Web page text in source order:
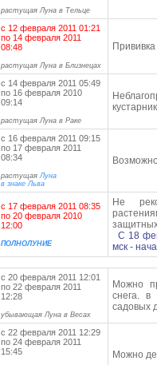
растущая Луна в Тельце
с 12 февраля 2011 01:21
по 14 февраля 2011
08:48
растущая Луна в Близнецах
с 14 февраля 2011 05:49
по 16 февраля 2010
09:14
растущая Луна в Раке
с 16 февраля 2011 09:15
по 17 февраля 2011
08:34
растущаяЛуна
в знаке Льва
с 17 февраля 2011 08:35
по 20 февраля 2010
12:00
ПОЛНОЛУНИЕ
Не
С 18
мск -
с 20 февраля 2011 12:01
по 22 февраля 2011
12:28
убывающая Луна в Весах
Можно
снега. в
садовых
с 22 февраля 2011 12:29
по 24 февраля 2011
15:45
Можно